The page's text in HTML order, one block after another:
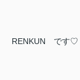
RENKUN です♡